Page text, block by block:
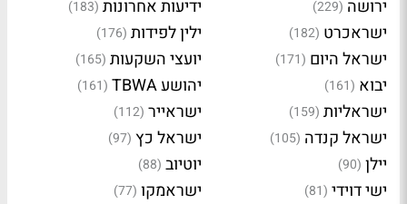
ירושה (229) ידיעות אחרונות (183)
ישראכרט (182) ילין לפידות (176)
ישראל היום (171) יועצי השקעות (165)
יבוא (161) יהושע TBWA (161)
ישראליות (159) ישראייר (112)
ישראל קנדה (105) ישראל כץ (97)
יילן (90) יוטיוב (88)
ישי דוידי (81) ישראמקו (77)